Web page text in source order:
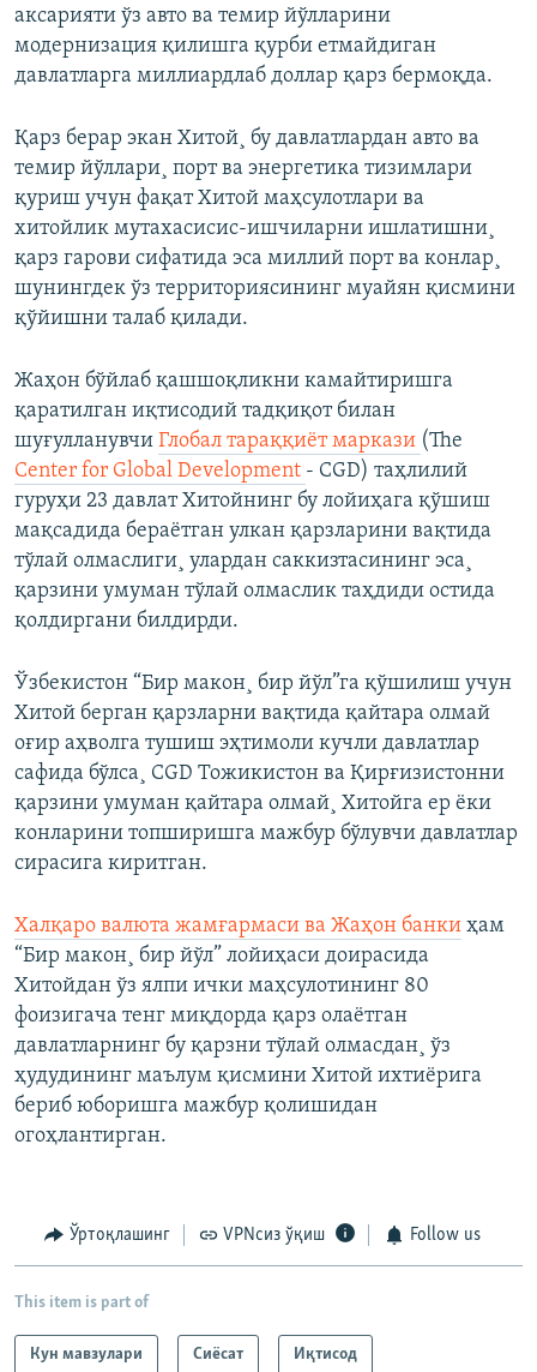
аксарияти ўз авто ва темир йўлларини
модернизация қилишга қурби етмайдиган
давлатларга миллиардлаб доллар қарз бермоқда.
Қарз берар экан Хитой¸ бу давлатлардан авто ва
темир йўллари¸ порт ва энергетика тизимлари
қуриш учун фақат Хитой маҳсулотлари ва
хитойлик мутахасисис-ишчиларни ишлатишни¸
қарз гарови сифатида эса миллий порт ва конлар¸
шунингдек ўз территориясининг муайян қисмини
қўйишни талаб қилади.
Жаҳон бўйлаб қашшоқликни камайтиришга
қаратилган иқтисодий тадқиқот билан
шуғулланувчи Глобал тараққиëт маркази (The
Center for Global Development - CGD) таҳлилий
гуруҳи 23 давлат Хитойнинг бу лойиҳага қўшиш
мақсадида бераëтган улкан қарзларини вақтида
тўлай олмаслиги¸ улардан саккизтасининг эса¸
қарзини умуман тўлай олмаслик таҳдиди остида
қолдиргани билдирди.
Ўзбекистон “Бир макон¸ бир йўл”га қўшилиш учун
Хитой берган қарзларни вақтида қайтара олмай
оғир аҳволга тушиш эҳтимоли кучли давлатлар
сафида бўлса¸ CGD Тожикистон ва Қирғизистонни
қарзини умуман қайтара олмай¸ Хитойга ер ëки
конларини топширишга мажбур бўлувчи давлатлар
сирасига киритган.
Халқаро валюта жамғармаси ва Жаҳон банки ҳам
“Бир макон¸ бир йўл” лойиҳаси доирасида
Хитойдан ўз ялпи ички маҳсулотининг 80
фоизигача тенг миқдорда қарз олаëтган
давлатларнинг бу қарзни тўлай олмасдан¸ ўз
ҳудудининг маълум қисмини Хитой ихтиëрига
бериб юборишга мажбур қолишидан
огоҳлантирган.
Ўртоқлашинг VPNсиз ўқиш Follow us
This item is part of
Кун мавзулари Сиёсат Иқтисод